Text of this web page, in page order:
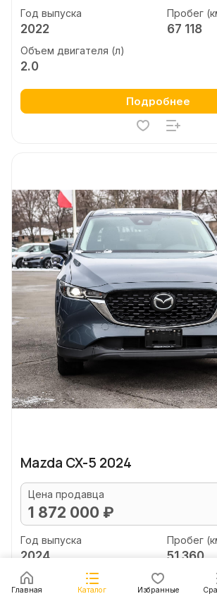
Год выпуска
2022
Пробег
67 118
Объем двигателя (л)
2.0
Подробнее
Mazda CX-5 2024
Цена продавца
1 872 000 ₽
Год выпуска
2024
Пробег
51 360
Объем двигателя (л)
2.5
Главная Каталог Избранные